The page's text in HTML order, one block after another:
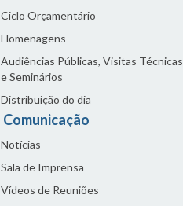
Ciclo Orçamentário
Homenagens
Audiências Públicas, Visitas Técnicas
e Seminários
Distribuição do dia
Comunicação
Notícias
Sala de Imprensa
Vídeos de Reuniões